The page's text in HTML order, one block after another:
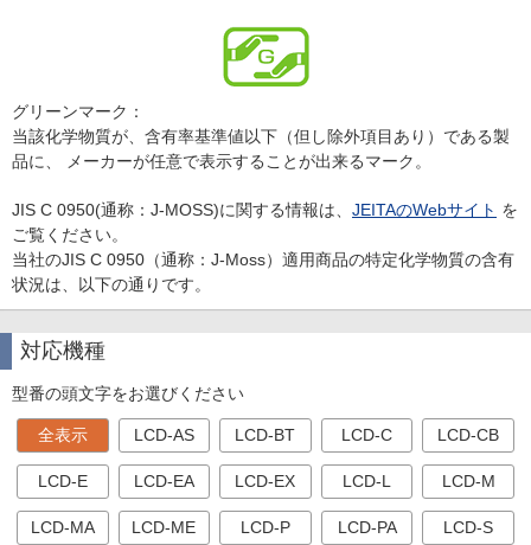
グリーンマーク：
当該化学物質が、含有率基準値以下（但し除外項目あり）である製
品に、 メーカーが任意で表示することが出来るマーク。
JIS C 0950(通称：J-MOSS)に関する情報は、 JEITAのWebサイト を
ご覧ください。
当社のJIS C 0950（通称：J-Moss）適用商品の特定化学物質の含有
状況は、以下の通りです。
対応機種
型番の頭文字をお選びください
全表示 LCD-AS LCD-BT LCD-C LCD-CB
LCD-E LCD-EA LCD-EX LCD-L LCD-M
LCD-MA LCD-ME LCD-P LCD-PA LCD-S